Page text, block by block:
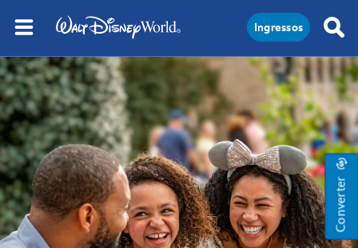
Ingressos
Converter